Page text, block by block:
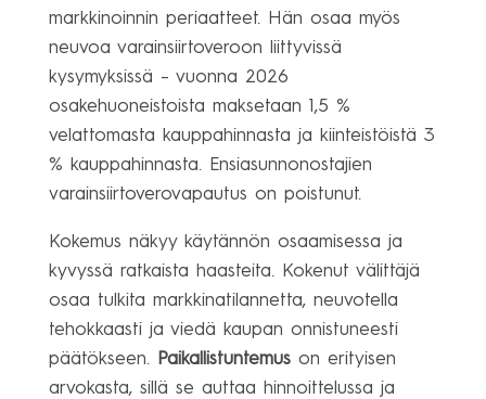
markkinoinnin periaatteet. Hän osaa myös
neuvoa varainsiirtoveroon liittyvissä
kysymyksissä – vuonna 2026
osakehuoneistoista maksetaan 1,5 %
velattomasta kauppahinnasta ja kiinteistöistä 3
% kauppahinnasta. Ensiasunnonostajien
varainsiirtoverovapautus on poistunut.
Kokemus näkyy käytännön osaamisessa ja
kyvyssä ratkaista haasteita. Kokenut välittäjä
osaa tulkita markkinatilannetta, neuvotella
tehokkaasti ja viedä kaupan onnistuneesti
päätökseen. Paikallistuntemuson erityisen
arvokasta, sillä se auttaa hinnoittelussa ja